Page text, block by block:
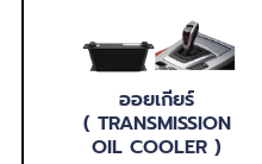
ออยเกียร์
( TRANSMISSION
OIL COOLER )